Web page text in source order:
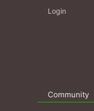
Login
Community